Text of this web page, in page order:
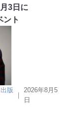
3日に
ント
出版
｜
2026年8月5
日